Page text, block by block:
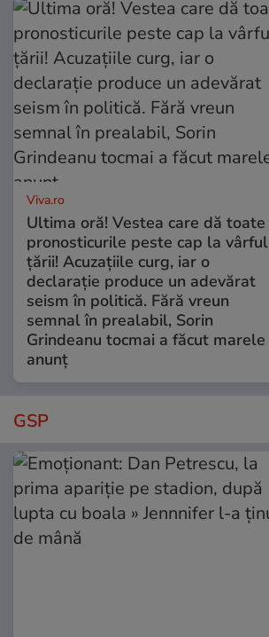
Viva.ro
Ultima oră! Vestea care dă toate
pronosticurile peste cap la vârful
țării! Acuzațiile curg, iar o
declarație produce un adevărat
seism în politică. Fără vreun
semnal în prealabil, Sorin
Grindeanu tocmai a făcut marele
anunț
GSP